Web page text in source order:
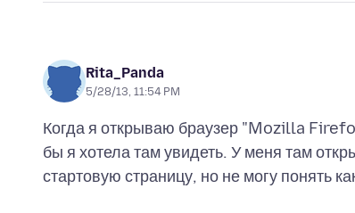
Rita_Panda
5/28/13, 11:54 PM
Когда я открываю браузер "Mozilla
бы я хотела там увидеть. У меня там